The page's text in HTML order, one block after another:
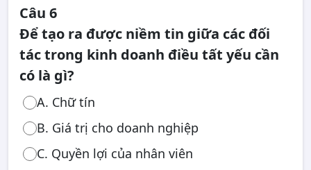
Câu 6
Để tạo ra được niềm tin giữa các đối
tác trong kinh doanh điều tất yếu cần
có là gì?
A. Chữ tín
B. Giá trị cho doanh nghiệp
C. Quyền lợi của nhân viên